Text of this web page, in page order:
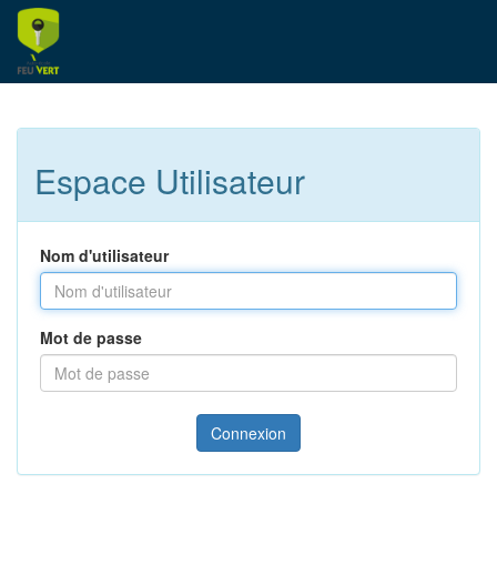
Espace Utilisateur
Nom d'utilisateur
Mot de passe
Connexion